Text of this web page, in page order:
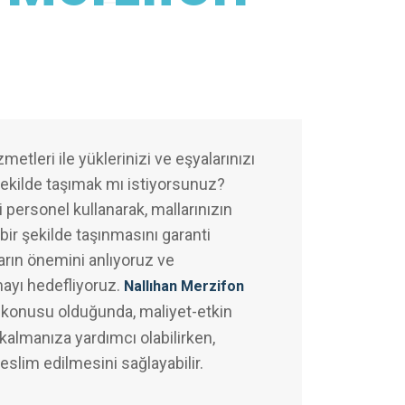
ile yüklerinizi ve eşyalarınızı
taşımak mı istiyorsunuz?
kullanarak, mallarınızın
şekilde taşınmasını garanti
önemini anlıyoruz ve
hedefliyoruz. Nallıhan Merzifon
olduğunda, maliyet-etkin
yardımcı olabilirken,
edilmesini sağlayabilir.